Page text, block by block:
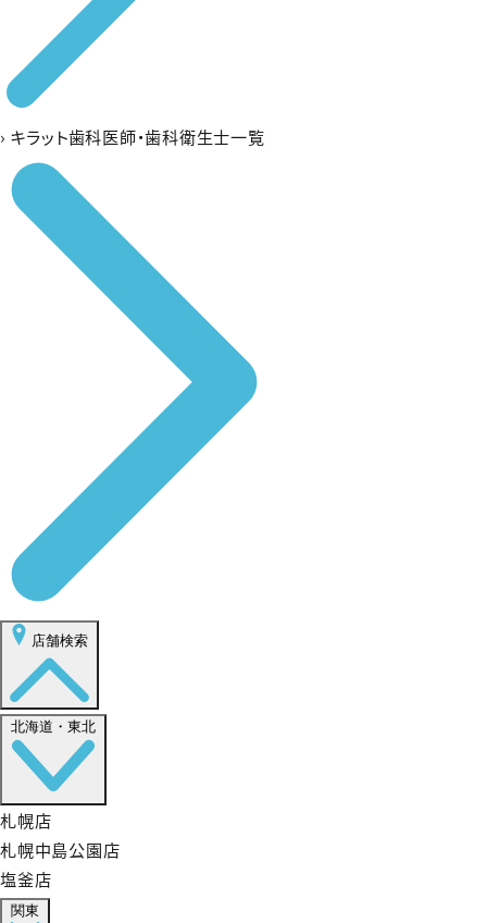
› キラット歯科医師・歯科衛生士一覧
店舗検索
北海道・東北
札幌店
札幌中島公園店
塩釜店
関東